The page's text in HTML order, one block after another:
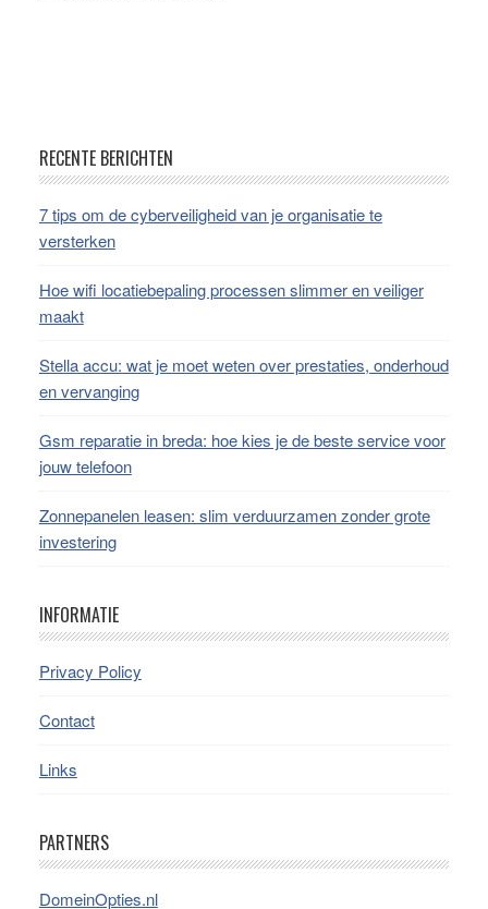
Footer
RECENTE BERICHTEN
7 tips om de cyberveiligheid van je organisatie te
versterken
Hoe wifi locatiebepaling processen slimmer en veiliger
maakt
Stella accu: wat je moet weten over prestaties, onderhoud
en vervanging
Gsm reparatie in breda: hoe kies je de beste service voor
jouw telefoon
Zonnepanelen leasen: slim verduurzamen zonder grote
investering
INFORMATIE
Privacy Policy
Contact
Links
PARTNERS
DomeinOpties.nl